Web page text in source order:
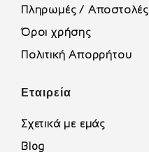
Πληρωμές / Αποστολές
Όροι χρήσης
Πολιτική Απορρήτου
Εταιρεία
Σχετικά με εμάς
Blog